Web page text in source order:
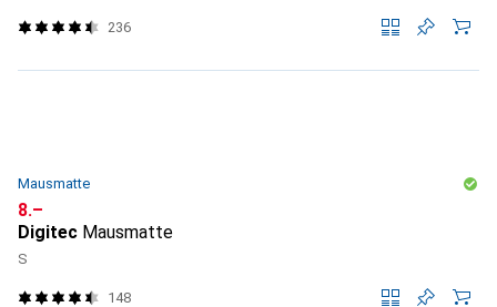
236
Mausmatte
CHF
8.–
Digitec Mausmatte
S
148